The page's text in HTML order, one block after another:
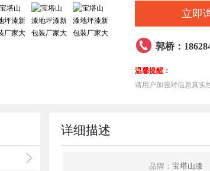
立即
 郭桥：
温馨提醒：
请用户加强对信息真实
详细描述
品牌： 宝塔山漆